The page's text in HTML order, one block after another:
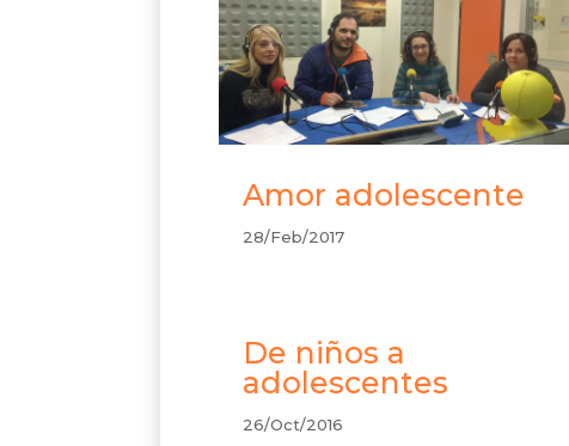
Amor adolescente
28/Feb/2017
De niños a
adolescentes
26/Oct/2016